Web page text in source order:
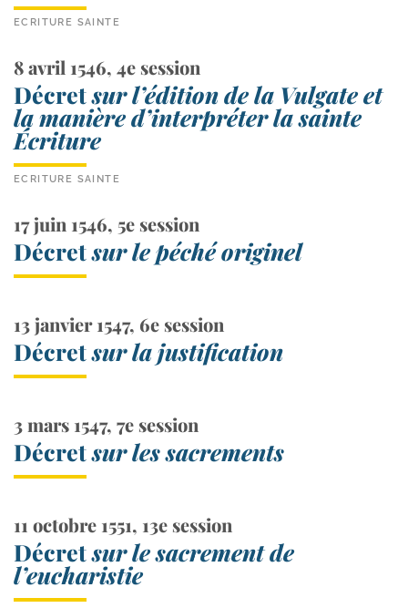
ECRITURE SAINTE
8 avril 1546, 4e session
Décretsur l’édition de la Vulgate et
la manière d’interpréter la sainte
Écriture
ECRITURE SAINTE
17 juin 1546, 5e session
Décretsur le péché originel
13 janvier 1547, 6e session
Décretsur la justification
3 mars 1547, 7e session
Décretsur les sacrements
11 octobre 1551, 13e session
Décretsur le sacrement de
l’eucharistie